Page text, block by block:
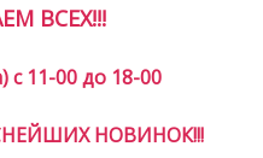
ВСЕХ!!!
с 11-00 до 18-00
НОВИНОК!!!